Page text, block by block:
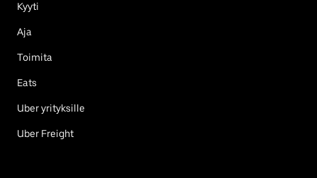
Kyyti
Aja
Toimita
Eats
Uber yrityksille
Uber Freight